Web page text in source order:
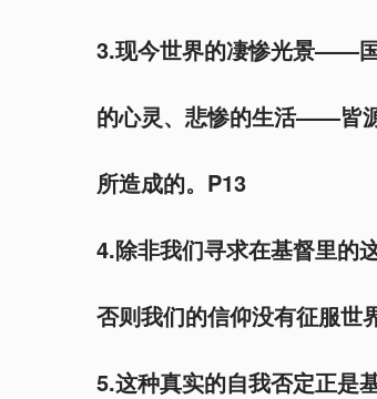
3.现今世界的凄惨光景——
的心灵、悲惨的生活——皆
所造成的。P13
4.除非我们寻求在基督里的
否则我们的信仰没有征服世
5.这种真实的自我否定正是